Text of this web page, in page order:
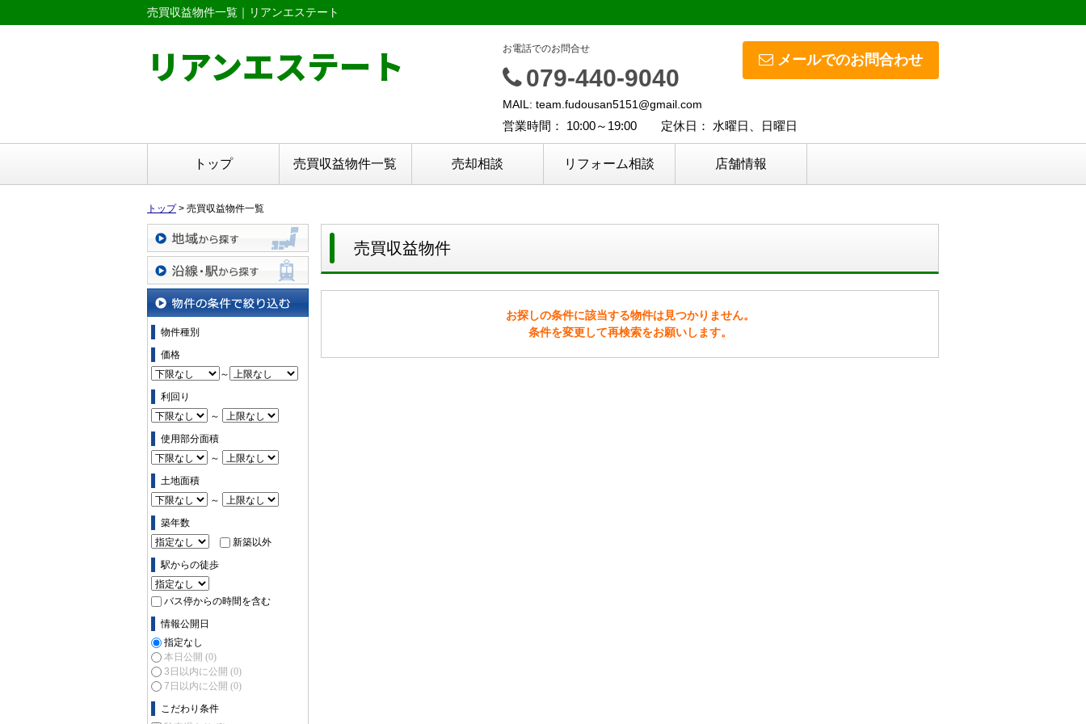
売買収益物件一覧｜リアンエステート
リアンエステート メールでのお問合わせ
お電話でのお問合せ
079-440-9040
MAIL: team.fudousan5151@gmail.com
営業時間： 10:00～19:00 定休日： 水曜日、日曜日
トップ 売買収益物件一覧 売却相談 リフォーム相談 店舗情報
トップ> 売買収益物件一覧
地域から探す
沿線・駅から探す
物件の条件で絞り込む
物件種別
価格
～
利回り
～
使用部分面積
～
土地面積
～
築年数
新築以外
駅からの徒歩
バス停からの時間を含む
情報公開日
指定なし
本日公開 (0)
3日以内に公開 (0)
7日以内に公開 (0)
こだわり条件
売買収益物件
お探しの条件に該当する物件は見つかりません。
条件を変更して再検索をお願いします。